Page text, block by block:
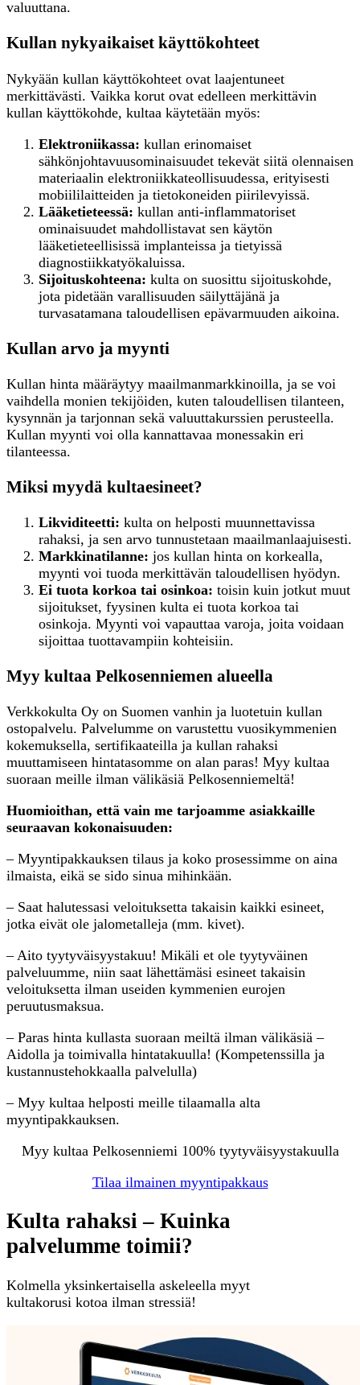
valuuttana.
Kullan nykyaikaiset käyttökohteet
Nykyään kullan käyttökohteet ovat laajentuneet
merkittävästi. Vaikka korut ovat edelleen merkittävin
kullan käyttökohde, kultaa käytetään myös:
Elektroniikassa: kullan erinomaiset
sähkönjohtavuusominaisuudet tekevät siitä olennaisen
materiaalin elektroniikkateollisuudessa, erityisesti
mobiililaitteiden ja tietokoneiden piirilevyissä.
Lääketieteessä: kullan anti-inflammatoriset
ominaisuudet mahdollistavat sen käytön
lääketieteellisissä implanteissa ja tietyissä
diagnostiikkatyökaluissa.
Sijoituskohteena: kulta on suosittu sijoituskohde,
jota pidetään varallisuuden säilyttäjänä ja
turvasatamana taloudellisen epävarmuuden aikoina.
Kullan arvo ja myynti
Kullan hinta määräytyy maailmanmarkkinoilla, ja se voi
vaihdella monien tekijöiden, kuten taloudellisen tilanteen,
kysynnän ja tarjonnan sekä valuuttakurssien perusteella.
Kullan myynti voi olla kannattavaa monessakin eri
tilanteessa.
Miksi myydä kultaesineet?
Likviditeetti: kulta on helposti muunnettavissa
rahaksi, ja sen arvo tunnustetaan maailmanlaajuisesti.
Markkinatilanne: jos kullan hinta on korkealla,
myynti voi tuoda merkittävän taloudellisen hyödyn.
Ei tuota korkoa tai osinkoa: toisin kuin jotkut muut
sijoitukset, fyysinen kulta ei tuota korkoa tai
osinkoja. Myynti voi vapauttaa varoja, joita voidaan
sijoittaa tuottavampiin kohteisiin.
Myy kultaa Pelkosenniemen alueella
Verkkokulta Oy on Suomen vanhin ja luotetuin kullan
ostopalvelu. Palvelumme on varustettu vuosikymmenien
kokemuksella, sertifikaateilla ja kullan rahaksi
muuttamiseen hintatasomme on alan paras! Myy kultaa
suoraan meille ilman välikäsiä Pelkosenniemeltä!
Huomioithan, että vain me tarjoamme asiakkaille
seuraavan kokonaisuuden:
– Myyntipakkauksen tilaus ja koko prosessimme on aina
ilmaista, eikä se sido sinua mihinkään.
– Saat halutessasi veloituksetta takaisin kaikki esineet,
jotka eivät ole jalometalleja (mm. kivet).
– Aito tyytyväisyystakuu! Mikäli et ole tyytyväinen
palveluumme, niin saat lähettämäsi esineet takaisin
veloituksetta ilman useiden kymmenien eurojen
peruutusmaksua.
– Paras hinta kullasta suoraan meiltä ilman välikäsiä –
Aidolla ja toimivalla hintatakuulla! (Kompetenssilla ja
kustannustehokkaalla palvelulla)
– Myy kultaa helposti meille tilaamalla alta
myyntipakkauksen.
Myy kultaa Pelkosenniemi 100% tyytyväisyystakuulla
Tilaa ilmainen myyntipakkaus
Kulta rahaksi – Kuinka
palvelumme toimii?
Kolmella yksinkertaisella askeleella myyt
kultakorusi kotoa ilman stressiä!